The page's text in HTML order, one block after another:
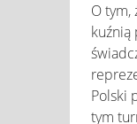
O tym,
kuźnią
Polski
tym